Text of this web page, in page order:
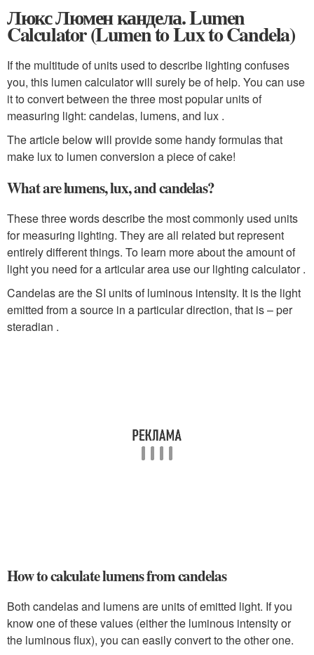
Люкс Люмен кандела. Lumen
Calculator (Lumen to Lux to Candela)
If the multitude of units used to describe lighting confuses
you, this lumen calculator will surely be of help. You can use
it to convert between the three most popular units of
measuring light: candelas, lumens, and lux .
The article below will provide some handy formulas that
make lux to lumen conversion a piece of cake!
What are lumens, lux, and candelas?
These three words describe the most commonly used units
for measuring lighting. They are all related but represent
entirely different things. To learn more about the amount of
light you need for a articular area use our lighting calculator .
Candelas are the SI units of luminous intensity. It is the light
emitted from a source in a particular direction, that is – per
steradian .
How to calculate lumens from candelas
Both candelas and lumens are units of emitted light. If you
know one of these values (either the luminous intensity or
the luminous flux), you can easily convert to the other one.